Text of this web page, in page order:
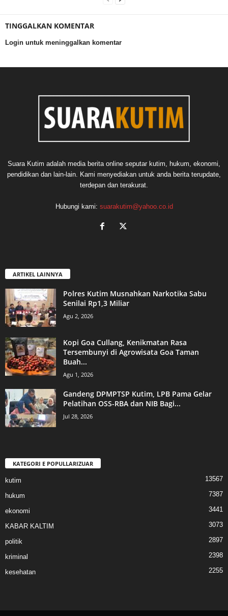
TINGGALKAN KOMENTAR
Login untuk meninggalkan komentar
Suara Kutim adalah media berita online seputar kutim, hukum, ekonomi,
pendidikan dan lain-lain. Kami menyediakan untuk anda berita terupdate,
terdepan dan terakurat.
Hubungi kami: suarakutim@yahoo.co.id
ARTIKEL LAINNYA
Polres Kutim Musnahkan Narkotika Sabu
Senilai Rp1,3 Miliar
Agu 2, 2026
Kopi Goa Cullang, Kenikmatan Rasa
Tersembunyi di Agrowisata Goa Taman
Buah...
Agu 1, 2026
Gandeng DPMPTSP Kutim, LPB Pama Gelar
Pelatihan OSS-RBA dan NIB Bagi...
Jul 28, 2026
KATEGORI E POPULLARIZUAR
kutim 13567
hukum 7387
ekonomi 3441
KABAR KALTIM 3073
politik 2897
kriminal 2398
kesehatan 2255